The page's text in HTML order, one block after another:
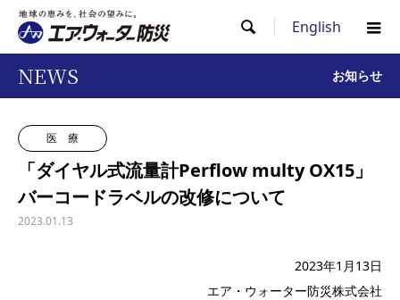
 English
NEWS お知らせ
医 療
「ダイヤル式流量計Perflow multy OX15」
バーコードラベルの改修について
2023.01.13
2023年1月13日
エア・ウォーター防災株式会社